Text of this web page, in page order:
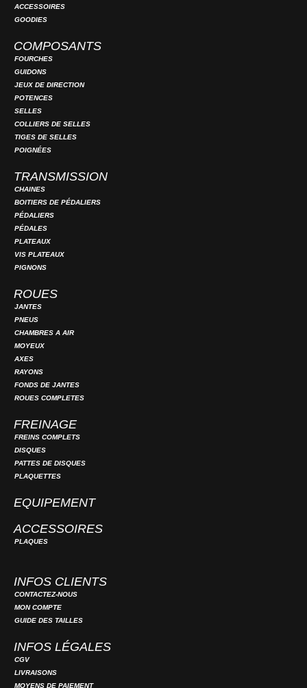
ACCESSOIRES
GOODIES
COMPOSANTS
FOURCHES
GUIDONS
JEUX DE DIRECTION
POTENCES
SELLES
COLLIERS DE SELLES
TIGES DE SELLES
POIGNÉES
TRANSMISSION
CHAINES
BOITIERS DE PÉDALIERS
PÉDALIERS
PÉDALES
PLATEAUX
VIS PLATEAUX
PIGNONS
ROUES
JANTES
PNEUS
CHAMBRES A AIR
MOYEUX
AXES
RAYONS
FONDS DE JANTES
ROUES COMPLETES
FREINAGE
FREINS COMPLETS
DISQUES
PATTES DE DISQUES
PLAQUETTES
EQUIPEMENT
ACCESSOIRES
PLAQUES
INFOS CLIENTS
CONTACTEZ-NOUS
MON COMPTE
GUIDE DES TAILLES
INFOS LÉGALES
CGV
LIVRAISONS
MOYENS DE PAIEMENT